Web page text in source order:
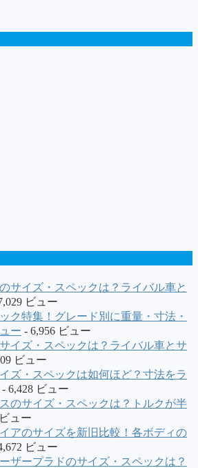
サイズ・スペックは？ライバル車と
ビュー
ク特集！グレード別に重量・寸法・
ー - 6,956 ビュー
イズ・スペックは？ライバル車とサ
ビュー
ズ・スペックは如何ほど？寸法をラ
- 6,428 ビュー
のサイズ・スペックは？トルクが半
ュー
アのサイズを新旧比較！各ボディの
ビュー
ザープラドのサイズ・スペックは？